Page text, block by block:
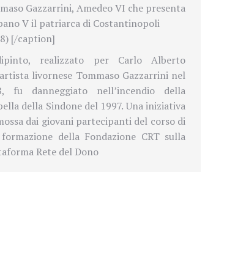
Gazzarrini, Amedeo VI che presenta
V il patriarca di Costantinopoli
[/caption]
realizzato per Carlo Alberto
livornese Tommaso Gazzarrini nel
fu danneggiato nell’incendio della
della Sindone del 1997. Una iniziativa
dai giovani partecipanti del corso di
della Fondazione CRT sulla
Rete del Dono